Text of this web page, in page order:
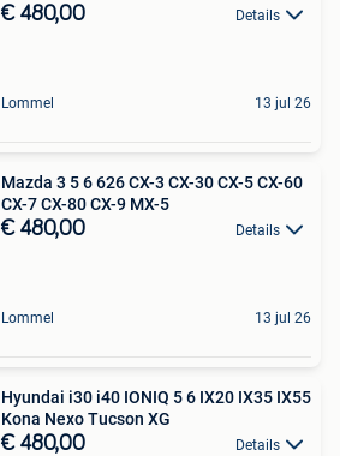
€ 480,00 Details
Lommel 13 jul 26
Mazda 3 5 6 626 CX-3 CX-30 CX-5 CX-60
CX-7 CX-80 CX-9 MX-5
€ 480,00 Details
Lommel 13 jul 26
Hyundai i30 i40 IONIQ 5 6 IX20 IX35 IX55
Kona Nexo Tucson XG
€ 480,00 Details